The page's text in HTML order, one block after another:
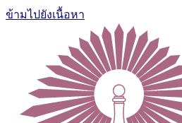
ข้ามไปยังเนื้อหา